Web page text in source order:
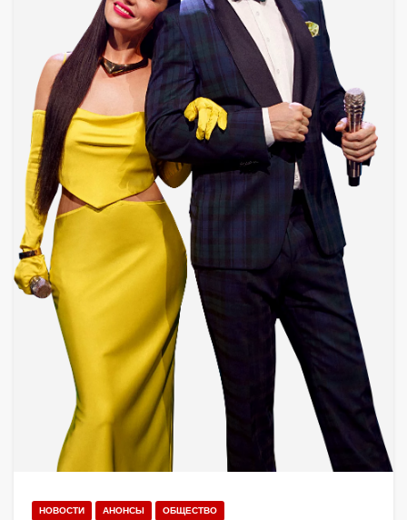
НОВОСТИ АНОНСЫ ОБЩЕСТВО